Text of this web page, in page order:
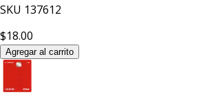
SKU 137612
$18.00
Agregar al carrito